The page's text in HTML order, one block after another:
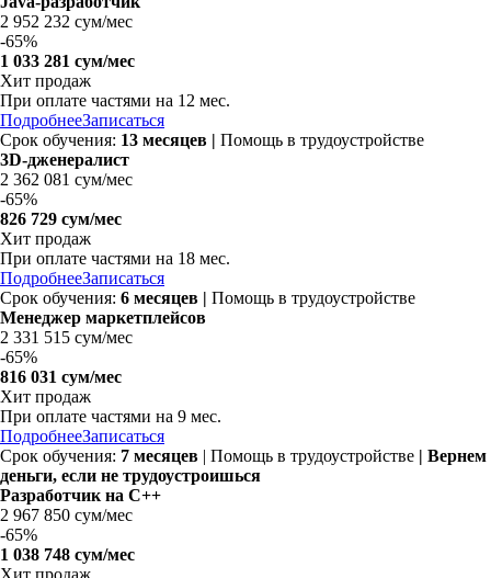
2 952 232 сум/мес
-65%
1 033 281 сум/мес
Хит продаж
При оплате частями на 12 мес.
ПодробнееЗаписаться
Срок обучения: 13 месяцев | Помощь в трудоустройстве
3D-дженералист
2 362 081 сум/мес
-65%
826 729 сум/мес
Хит продаж
При оплате частями на 18 мес.
ПодробнееЗаписаться
Срок обучения: 6 месяцев | Помощь в трудоустройстве
Менеджер маркетплейсов
2 331 515 сум/мес
-65%
816 031 сум/мес
Хит продаж
При оплате частями на 9 мес.
ПодробнееЗаписаться
Срок обучения: 7 месяцев | Помощь в трудоустройстве | Вернем
деньги, если не трудоустроишься
Разработчик на C++
2 967 850 сум/мес
-65%
1 038 748 сум/мес
Хит продаж